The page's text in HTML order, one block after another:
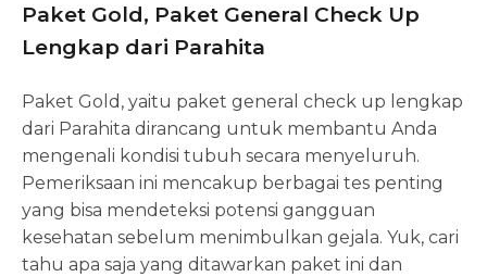
Paket Gold, Paket General Check Up
Lengkap dari Parahita
Paket Gold, yaitu paket general check up lengkap
dari Parahita dirancang untuk membantu Anda
mengenali kondisi tubuh secara menyeluruh.
Pemeriksaan ini mencakup berbagai tes penting
yang bisa mendeteksi potensi gangguan
kesehatan sebelum menimbulkan gejala. Yuk, cari
tahu apa saja yang ditawarkan paket ini dan